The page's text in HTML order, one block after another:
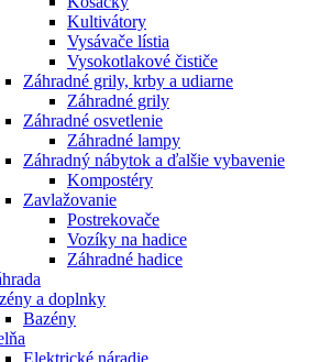
Kultivátory
Vysávače lístia
Vysokotlakové čističe
Záhradné grily, krby a udiarne
Záhradné grily
Záhradné osvetlenie
Záhradné lampy
Záhradný nábytok a ďalšie vybavenie
Kompostéry
Zavlažovanie
Postrekovače
Vozíky na hadice
Záhradné hadice
a doplnky
Bazény
Elektrické náradie